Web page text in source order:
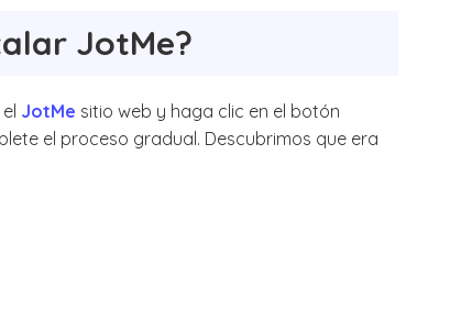
JotMe?
JotMe sitio web y haga clic en el botón
el proceso gradual. Descubrimos que era